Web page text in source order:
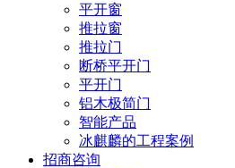
平开窗
推拉窗
推拉门
断桥平开门
平开门
铝木极简门
智能产品
冰麒麟的工程案例
招商咨询